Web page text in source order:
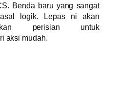
Benda baru yang sangat
logik. Lepas ni akan
perisian untuk
aksi mudah.